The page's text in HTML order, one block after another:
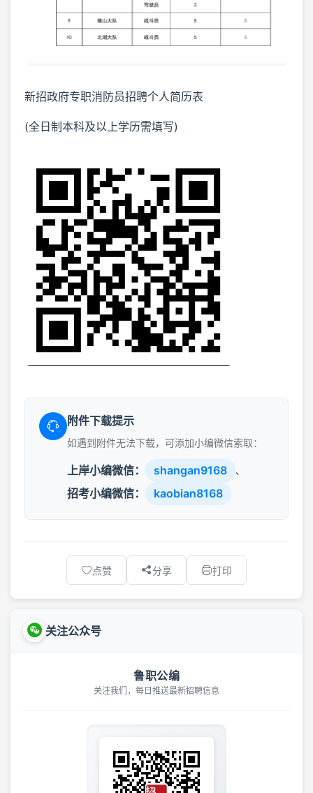
新招政府专职消防员招聘个人简历表
(全日制本科及以上学历需填写)
附件下载提示
如遇到附件无法下载，可添加小编微信索取：
上岸小编微信： shangan9168 、
招考小编微信： kaobian8168
点赞 分享 打印
关注公众号
鲁职公编
关注我们，每日推送最新招聘信息